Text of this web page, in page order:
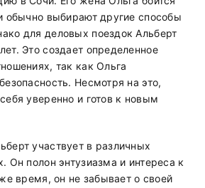
обычно выбирают другие способы
для деловых поездок Альберт
Это создает определенное
так как Ольга
Несмотря на это,
уверенно и готов к новым
участвует в различных
Он полон энтузиазма и интереса к
время, он не забывает о своей